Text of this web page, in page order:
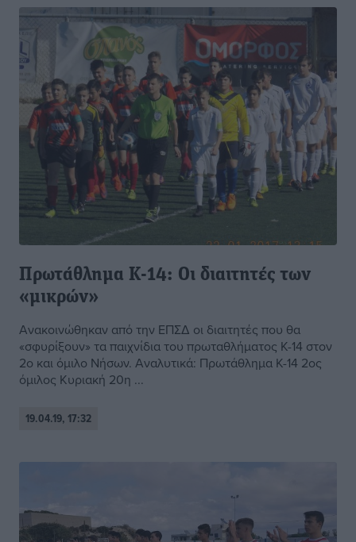
Πρωτάθλημα Κ-14: Οι διαιτητές των
«μικρών»
Ανακοινώθηκαν από την ΕΠΣΔ οι διαιτητές που θα
«σφυρίξουν» τα παιχνίδια του πρωταθλήματος Κ-14 στον
2ο και όμιλο Νήσων. Αναλυτικά: Πρωτάθλημα Κ-14 2ος
όμιλος Κυριακή 20η ...
19.04.19, 17:32